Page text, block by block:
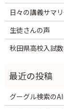
日々の講義サマ
生徒さんの声
秋田県高校入試
グーグル検索の